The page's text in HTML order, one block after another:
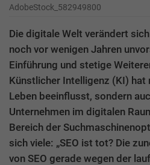
AdobeStock_582949800
Die digitale Welt verändert
noch vor wenigen Jahren
Einführung und stetige
Künstlicher Intelligenz (KI) hat
Leben beeinflusst, sondern
Unternehmen im digitalen
Bereich der
sich viele: „SEO ist tot? Die
von SEO gerade wegen der